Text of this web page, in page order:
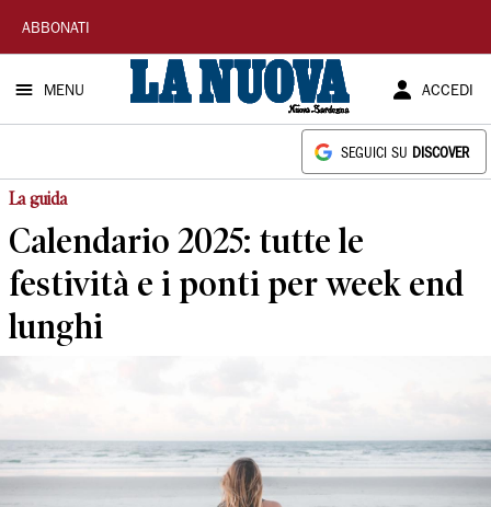
La
Nuova
Sardegna
ABBONATI
MENU ACCEDI
SEGUICI SU DISCOVER
La guida
Calendario 2025: tutte le
festività e i ponti per week end
lunghi